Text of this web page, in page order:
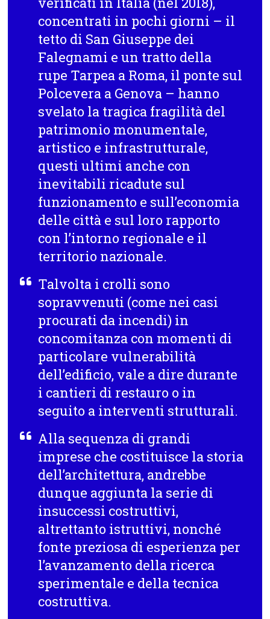
concentrati in pochi giorni – il
tetto di San Giuseppe dei
Falegnami e un tratto della
rupe Tarpea a Roma, il ponte sul
Polcevera a Genova – hanno
svelato la tragica fragilità del
patrimonio monumentale,
artistico e infrastrutturale,
questi ultimi anche con
inevitabili ricadute sul
funzionamento e sull’economia
delle città e sul loro rapporto
con l’intorno regionale e il
territorio nazionale.
Talvolta i crolli sono
sopravvenuti (come nei casi
procurati da incendi) in
concomitanza con momenti di
particolare vulnerabilità
dell’edificio, vale a dire durante
i cantieri di restauro o in
seguito a interventi strutturali.
Alla sequenza di grandi
imprese che costituisce la storia
dell’architettura, andrebbe
dunque aggiunta la serie di
insuccessi costruttivi,
altrettanto istruttivi, nonché
fonte preziosa di esperienza per
l’avanzamento della ricerca
sperimentale e della tecnica
costruttiva.